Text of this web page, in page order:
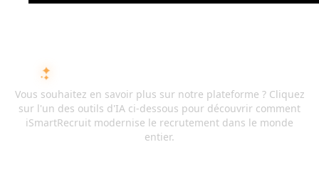
Vous souhaitez en savoir plus sur notre plateforme ? Cliquez
sur l'un des outils d'IA ci-dessous pour découvrir comment
iSmartRecruit modernise le recrutement dans le monde
entier.